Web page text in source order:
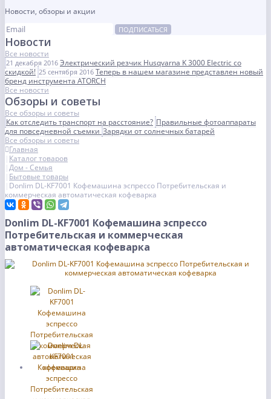
Новости, обзоры и акции
ПОДПИСАТЬСЯ
Новости
Все новости
21 декабря 2016 Электрический резчик Husqvarna K 3000 Electric со
скидкой! 25 сентября 2016 Теперь в нашем магазине представлен новый
бренд инструмента ATORCH
Все новости
Обзоры и советы
Все обзоры и советы
Как отследить транспорт на расстояние? Правильные фотоаппараты
для повседневной съемкиЗарядки от солнечных батарей
Все обзоры и советы
Главная
Каталог товаров
Дом - Семья
Бытовые товары
Donlim DL-KF7001 Кофемашина эспрессо Потребительская и
коммерческая автоматическая кофеварка
Donlim DL-KF7001 Кофемашина эспрессо
Потребительская и коммерческая
автоматическая кофеварка